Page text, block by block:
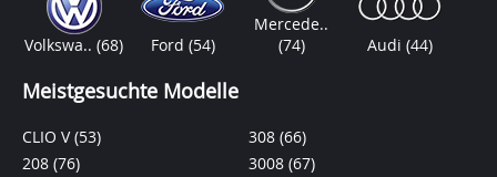
Volkswa..(68) Ford (54)
Mercede..
(74)
Audi (44)
Meistgesuchte Modelle
CLIO V(53)
208 (76)
308 (66)
3008 (67)